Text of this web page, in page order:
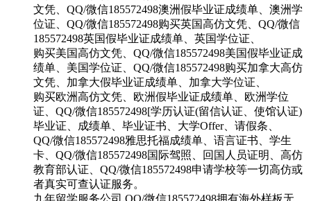
文凭、QQ/微信185572498澳洲假毕业证成绩单、澳洲学
位证、QQ/微信185572498购买英国高仿文凭、QQ/微信
185572498英国假毕业证成绩单、英国学位证、
购买美国高仿文凭、QQ/微信185572498美国假毕业证成
绩单、美国学位证、QQ/微信185572498购买加拿大高仿
文凭、加拿大假毕业证成绩单、加拿大学位证、
购买欧洲高仿文凭、欧洲假毕业证成绩单、欧洲学位
证、QQ/微信185572498[学历认证(留信认证、使馆认证)
毕业证、成绩单、毕业证书、大学Offer、请假条、
QQ/微信185572498雅思托福成绩单、语言证书、学生
卡、QQ/微信185572498国际驾照、回国人员证明、高仿
教育部认证、QQ/微信185572498申请学校等一切高仿或
者真实可查认证服务。